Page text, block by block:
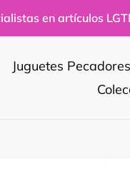
en artículos
Juguetes Pecadores